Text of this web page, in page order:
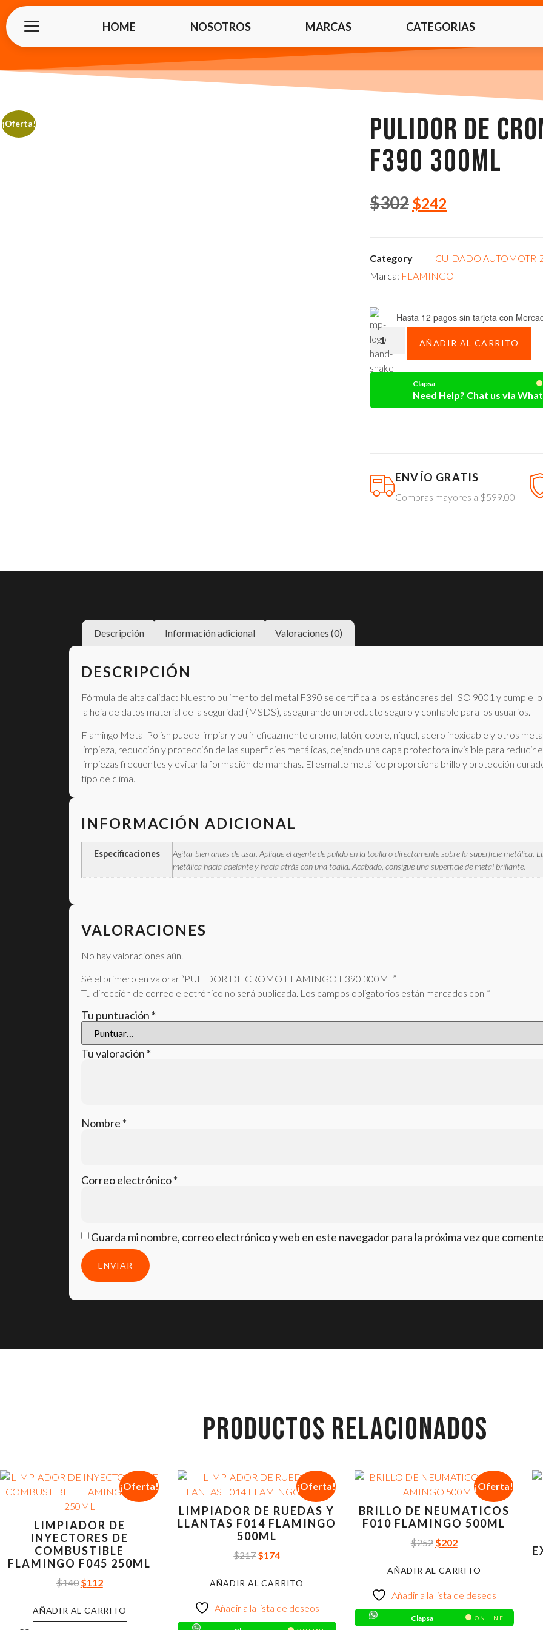
HOME NOSOTROS MARCAS CATEGORIAS
¡Oferta!
PULIDOR DE
F390 300ML
$302 $242
Category
CUIDADO
Marca: FLAMINGO
Hasta 12 pagos sin tarjeta con
AÑADIR AL CARRITO
Clapsa
Need Help? Chat us via
ENVÍO GRATIS
Compras mayores a $599.00
Descripción Información adicional Valoraciones (0)
DESCRIPCIÓN
Fórmula de alta calidad: Nuestro pulimento del metal F390 se certifica a los estándares del ISO 9001 y cumple
la hoja de datos material de la seguridad (MSDS), asegurando un producto seguro y confiable para los usuarios.
Flamingo Metal Polish puede limpiar y pulir eficazmente cromo, latón, cobre, níquel, acero inoxidable y otros
limpieza, reducción y protección de las superficies metálicas, dejando una capa protectora invisible para reducir
limpiezas frecuentes y evitar la formación de manchas. El esmalte metálico proporciona brillo y protección
tipo de clima.
INFORMACIÓN ADICIONAL
Especificaciones
Agitar bien antes de usar. Aplique el agente de pulido en la toalla o directamente sobre la superficie metálica.
metálica hacia adelante y hacia atrás con una toalla. Acabado, consigue una superficie de metal brillante.
VALORACIONES
No hay valoraciones aún.
Sé el primero en valorar “PULIDOR DE CROMO FLAMINGO F390 300ML”
Tu dirección de correo electrónico no será publicada. Los campos obligatorios están marcados con *
Tu puntuación *
Tu valoración *
Nombre *
Correo electrónico*
Guarda mi nombre, correo electrónico y web en este navegador para la próxima vez que
PRODUCTOS RELACIONADOS
¡Oferta!
LIMPIADOR DE
INYECTORES DE
COMBUSTIBLE
FLAMINGO F045 250ML
$140 $112
AÑADIR AL CARRITO
¡Oferta!
LIMPIADOR DE RUEDAS Y
LLANTAS F014 FLAMINGO
500ML
$217$174
AÑADIR AL CARRITO
Añadir a la lista de deseos
¡Oferta!
BRILLO DE NEUMATICOS
F010 FLAMINGO 500ML
$252 $202
AÑADIR AL CARRITO
Añadir a la lista de deseos
Clapsa ONLINE